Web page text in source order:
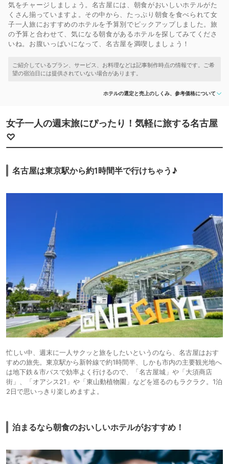
気をチャージしましょう。名古屋には、朝食がおいしいホテルがた
くさん揃っていますよ。その中から、たっぷり朝食を食べられて女
子一人旅におすすめのホテルを予算別でピックアップしました。旅
の予算と合わせて、気になる朝食があるホテルを探してみてくださ
いね。お腹いっぱいになって、名古屋を満喫しましょう！
ホテルの選定と売上のしくみ、参考価格について
女子一人の週末旅にぴったり！気軽に旅する名古屋
♡
名古屋は東京駅から約1時間半で行けちゃう♪
忙しい中、週末に一人サクッと旅をしたいというのなら、名古屋はおす
すめの旅先。東京駅から新幹線で約1時間半、しかも市内の主要観光地へ
は地下鉄＆市バスで効率よく行けるので、「名古屋城」や「大須商店
街」、「オアシス21」や「東山動植物園」などを巡るのもラクラク。1泊
2日で思いっきり楽しめますよ。
泊まるなら朝食のおいしいホテルがおすすめ！